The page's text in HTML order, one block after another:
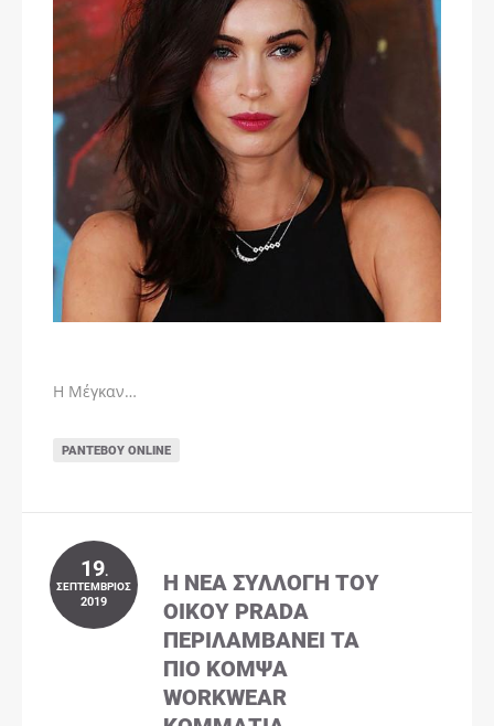
Η Μέγκαν…
ΡΑΝΤΕΒΟΎ ONLINE
19.
ΣΕΠΤΈΜΒΡΙΟΣ
2019
Η ΝΈΑ ΣΥΛΛΟΓΉ ΤΟΥ
ΟΊΚΟΥ PRADA
ΠΕΡΙΛΑΜΒΆΝΕΙ ΤΑ
ΠΙΟ ΚΟΜΨΆ
WORKWEAR